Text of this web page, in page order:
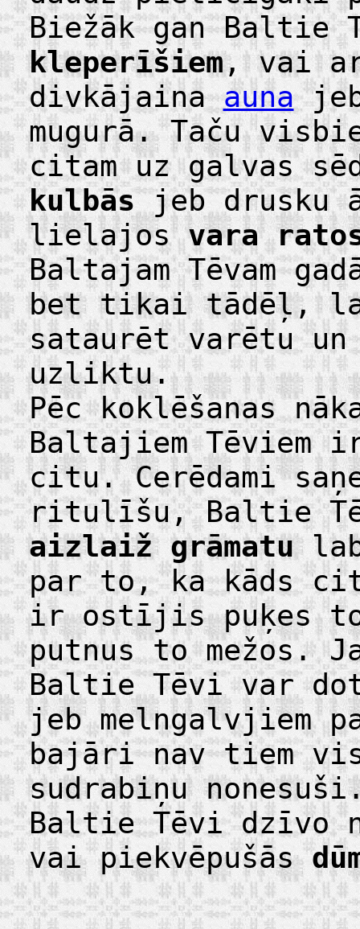
Biežāk gan Baltie
kleperīšiem, vai
divkājainaaunajeb
mugurā. Taču
citam uz galvas
kulbāsjeb drusku
lielajosvara
Baltajam Tēvam
bet tikai tādēļ,
sataurēt varētu un
uzliktu.
Pēc koklēšanas
Baltajiem Tēviem
citu. Cerēdami
ritulīšu, Baltie
aizlaiž grāmatu
par to, ka kāds
ir ostījis puķes
putnus to mežos.
Baltie Tēvi var
jeb melngalvjiem
bajāri nav tiem
sudrabiņu
Baltie Tēvi dzīvo
vai piekvēpušās